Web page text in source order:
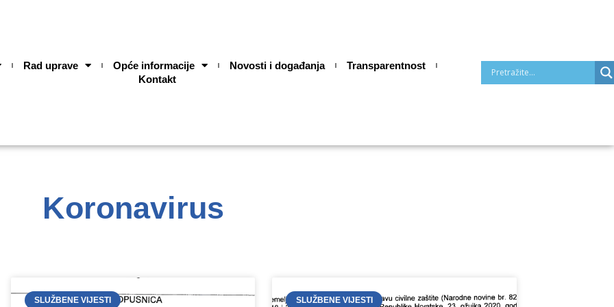
Rad uprave Opće informacije Novosti i događanja
Transparentnost
Kontakt
Koronavirus
SLUŽBENE VIJESTI SLUŽBENE VIJESTI